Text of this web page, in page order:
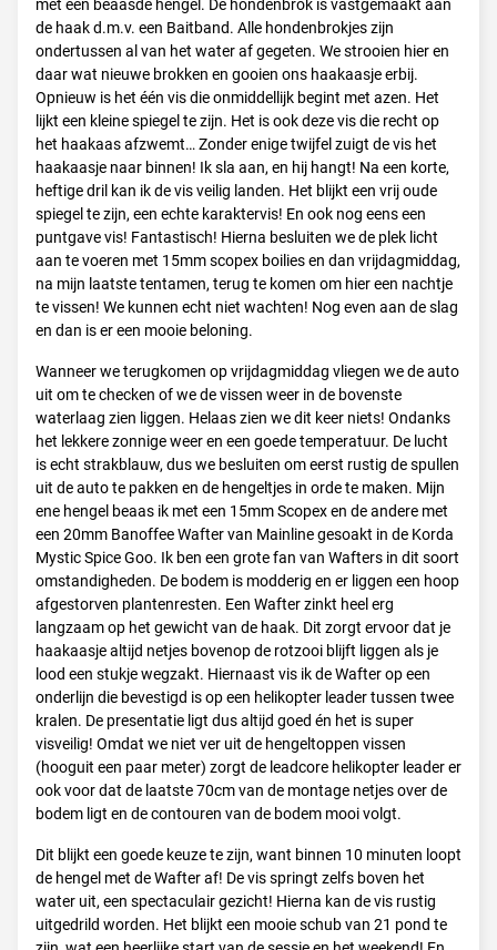
met een beaasde hengel. De hondenbrok is vastgemaakt aan
de haak d.m.v. een Baitband. Alle hondenbrokjes zijn
ondertussen al van het water af gegeten. We strooien hier en
daar wat nieuwe brokken en gooien ons haakaasje erbij.
Opnieuw is het één vis die onmiddellijk begint met azen. Het
lijkt een kleine spiegel te zijn. Het is ook deze vis die recht op
het haakaas afzwemt… Zonder enige twijfel zuigt de vis het
haakaasje naar binnen! Ik sla aan, en hij hangt! Na een korte,
heftige dril kan ik de vis veilig landen. Het blijkt een vrij oude
spiegel te zijn, een echte karaktervis! En ook nog eens een
puntgave vis! Fantastisch! Hierna besluiten we de plek licht
aan te voeren met 15mm scopex boilies en dan vrijdagmiddag,
na mijn laatste tentamen, terug te komen om hier een nachtje
te vissen! We kunnen echt niet wachten! Nog even aan de slag
en dan is er een mooie beloning.
Wanneer we terugkomen op vrijdagmiddag vliegen we de auto
uit om te checken of we de vissen weer in de bovenste
waterlaag zien liggen. Helaas zien we dit keer niets! Ondanks
het lekkere zonnige weer en een goede temperatuur. De lucht
is echt strakblauw, dus we besluiten om eerst rustig de spullen
uit de auto te pakken en de hengeltjes in orde te maken. Mijn
ene hengel beaas ik met een 15mm Scopex en de andere met
een 20mm Banoffee Wafter van Mainline gesoakt in de Korda
Mystic Spice Goo. Ik ben een grote fan van Wafters in dit soort
omstandigheden. De bodem is modderig en er liggen een hoop
afgestorven plantenresten. Een Wafter zinkt heel erg
langzaam op het gewicht van de haak. Dit zorgt ervoor dat je
haakaasje altijd netjes bovenop de rotzooi blijft liggen als je
lood een stukje wegzakt. Hiernaast vis ik de Wafter op een
onderlijn die bevestigd is op een helikopter leader tussen twee
kralen. De presentatie ligt dus altijd goed én het is super
visveilig! Omdat we niet ver uit de hengeltoppen vissen
(hooguit een paar meter) zorgt de leadcore helikopter leader er
ook voor dat de laatste 70cm van de montage netjes over de
bodem ligt en de contouren van de bodem mooi volgt.
Dit blijkt een goede keuze te zijn, want binnen 10 minuten loopt
de hengel met de Wafter af! De vis springt zelfs boven het
water uit, een spectaculair gezicht! Hierna kan de vis rustig
uitgedrild worden. Het blijkt een mooie schub van 21 pond te